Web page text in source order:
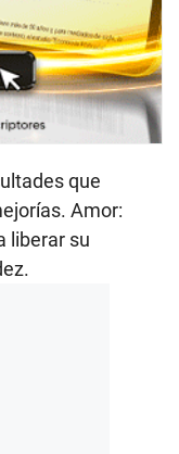
que
Amor:
liberar su